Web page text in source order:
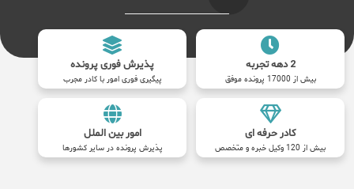
2 دهه تجربه
بیش از 17000 پرونده موفق
پذیرش فوری پرونده
پیگیری فوری امور با کادر مجرب
کادر حرفه ای
بیش از 120 وکیل خبره و متخصص
امور بین الملل
پذیرش پرونده در سایر کشورها